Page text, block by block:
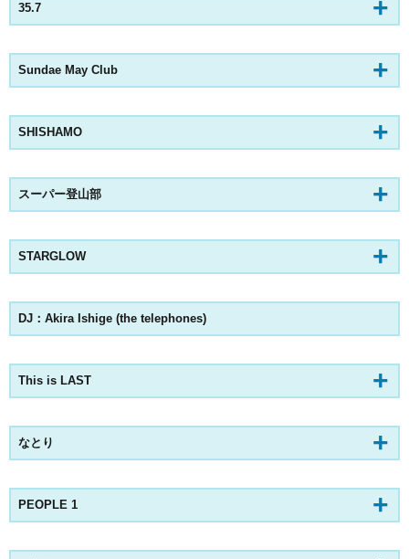
35.7
Sundae May Club
SHISHAMO
スーパー登山部
STARGLOW
DJ：Akira Ishige (the telephones)
This is LAST
なとり
PEOPLE 1